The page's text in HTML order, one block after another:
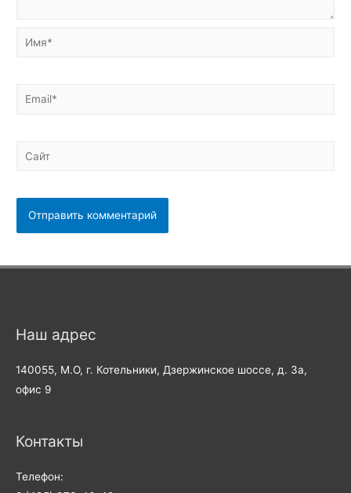
Имя*
Email*
Сайт
Наш адрес
140055, М.О, г. Котельники, Дзержинское шоссе, д. 3а,
офис 9
Контакты
Телефон: